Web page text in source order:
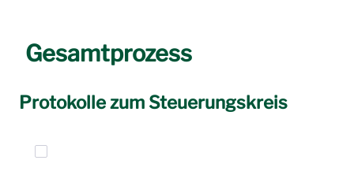
Gesamtprozess
Protokolle zum Steuerungskreis
Elemente auswählen